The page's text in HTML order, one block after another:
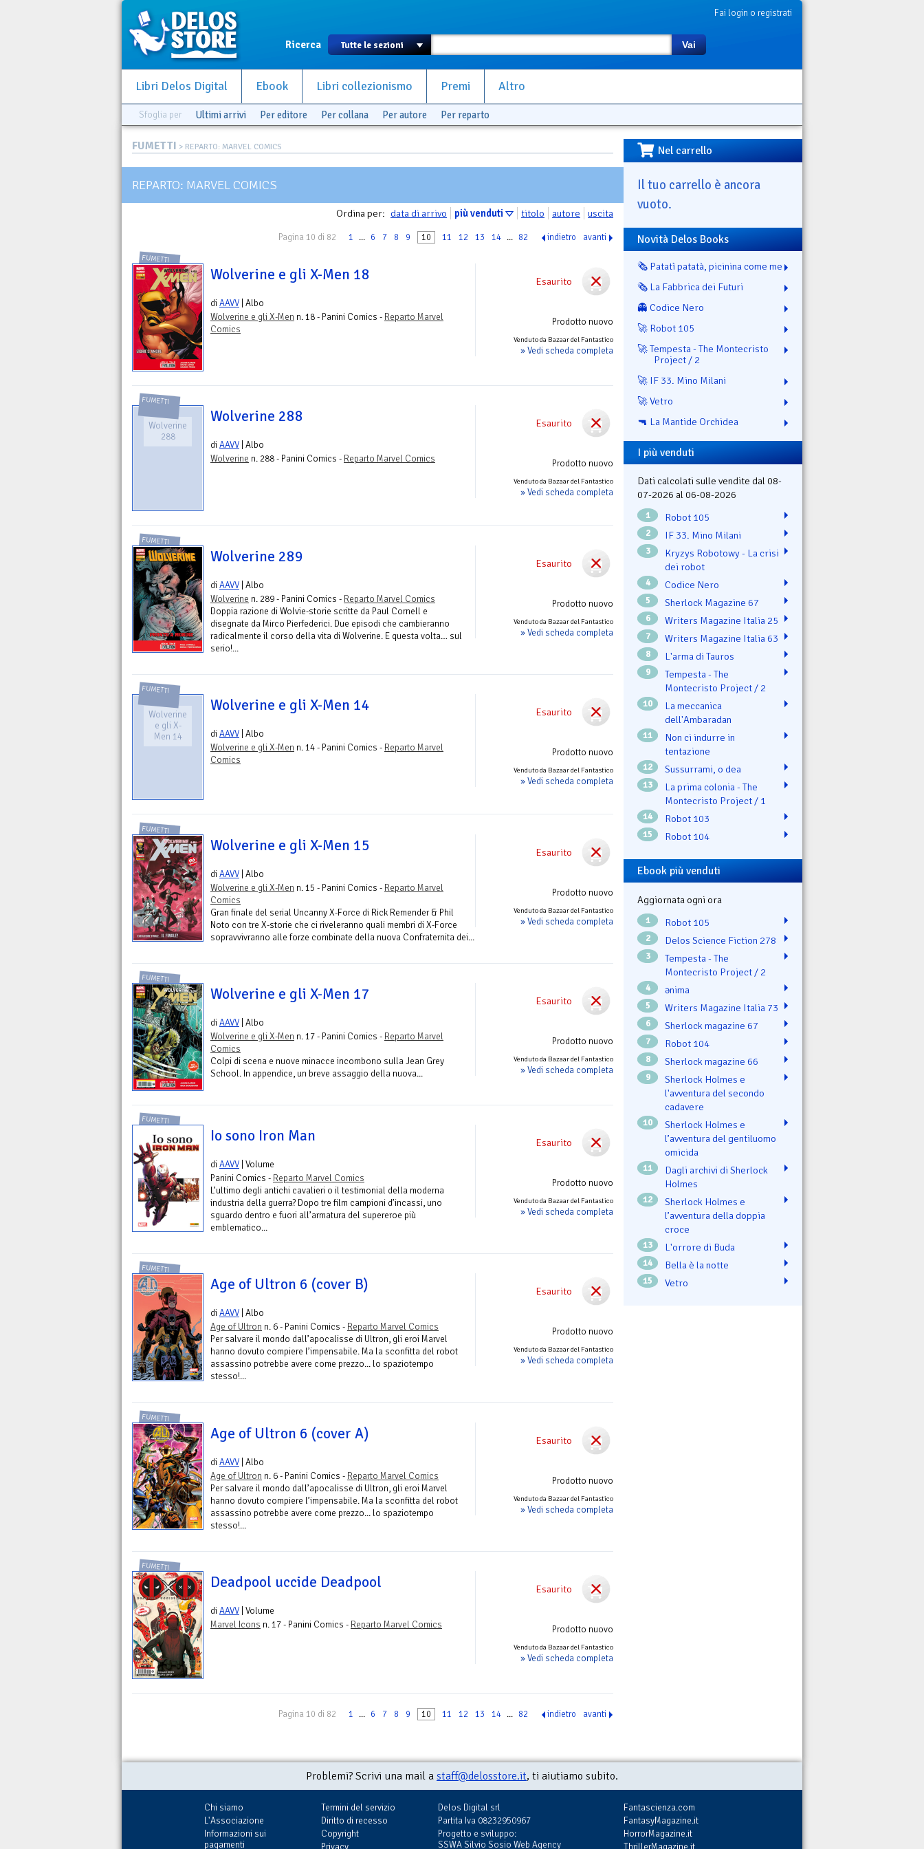
Fai login o registrati
Ricerca Vai
Libri Delos Digital Ebook Libri collezionismo Premi Altro
Sfoglia per Ultimi arrivi Per editore Per collana Per autore Per reparto
FUMETTI > REPARTO: MARVEL COMICS
REPARTO: MARVEL COMICS
Ordina per: data di arrivo più venduti titolo autore uscita
Pagina 10 di 82 1 ... 6 7 8 9 10 11 12 13 14 ... 82 indietro avanti
Esaurito
Prodotto nuovo
Venduto da Bazaar del Fantastico
» Vedi scheda completa
FUMETTI
Wolverine e gli X-Men 18
diAAVV | Albo
Wolverine e gli X-Men n. 18 - Panini Comics - Reparto Marvel
Comics
Esaurito
Prodotto nuovo
Venduto da Bazaar del Fantastico
» Vedi scheda completa
FUMETTI
Wolverine
288
Wolverine 288
diAAVV | Albo
Wolverine n. 288 - Panini Comics - Reparto Marvel Comics
Esaurito
Prodotto nuovo
Venduto da Bazaar del Fantastico
» Vedi scheda completa
FUMETTI
Wolverine 289
diAAVV | Albo
Wolverine n. 289 - Panini Comics - Reparto Marvel Comics
Doppia razione di Wolvie-storie scritte da Paul Cornell e
disegnate da Mirco Pierfederici. Due episodi che cambieranno
radicalmente il corso della vita di Wolverine. E questa volta… sul
serio!...
Esaurito
Prodotto nuovo
Venduto da Bazaar del Fantastico
» Vedi scheda completa
FUMETTI
Wolverine
e gli X-
Men 14
Wolverine e gli X-Men 14
diAAVV | Albo
Wolverine e gli X-Men n. 14 - Panini Comics - Reparto Marvel
Comics
Esaurito
Prodotto nuovo
Venduto da Bazaar del Fantastico
» Vedi scheda completa
FUMETTI
Wolverine e gli X-Men 15
diAAVV | Albo
Wolverine e gli X-Men n. 15 - Panini Comics - Reparto Marvel
Comics
Gran finale del serial Uncanny X-Force di Rick Remender & Phil
Noto con tre X-storie che ci riveleranno quali membri di X-Force
sopravvivranno alle forze combinate della nuova Confraternita dei...
Esaurito
Prodotto nuovo
Venduto da Bazaar del Fantastico
» Vedi scheda completa
FUMETTI
Wolverine e gli X-Men 17
diAAVV | Albo
Wolverine e gli X-Men n. 17 - Panini Comics - Reparto Marvel
Comics
Colpi di scena e nuove minacce incombono sulla Jean Grey
School. In appendice, un breve assaggio della nuova...
Esaurito
Prodotto nuovo
Venduto da Bazaar del Fantastico
» Vedi scheda completa
FUMETTI
Io sono Iron Man
diAAVV | Volume
Panini Comics - Reparto Marvel Comics
L’ultimo degli antichi cavalieri o il testimonial della moderna
industria della guerra? Dopo tre film campioni d’incassi, uno
sguardo dentro e fuori all’armatura del supereroe più
emblematico...
Esaurito
Prodotto nuovo
Venduto da Bazaar del Fantastico
» Vedi scheda completa
FUMETTI
Age of Ultron 6 (cover B)
diAAVV | Albo
Age of Ultron n. 6 - Panini Comics - Reparto Marvel Comics
Per salvare il mondo dall’apocalisse di Ultron, gli eroi Marvel
hanno dovuto compiere l’impensabile. Ma la sconfitta del robot
assassino potrebbe avere come prezzo... lo spaziotempo
stesso!...
Esaurito
Prodotto nuovo
Venduto da Bazaar del Fantastico
» Vedi scheda completa
FUMETTI
Age of Ultron 6 (cover A)
diAAVV | Albo
Age of Ultron n. 6 - Panini Comics - Reparto Marvel Comics
Per salvare il mondo dall’apocalisse di Ultron, gli eroi Marvel
hanno dovuto compiere l’impensabile. Ma la sconfitta del robot
assassino potrebbe avere come prezzo... lo spaziotempo
stesso!...
Esaurito
Prodotto nuovo
Venduto da Bazaar del Fantastico
» Vedi scheda completa
FUMETTI
Deadpool uccide Deadpool
diAAVV | Volume
Marvel Icons n. 17 - Panini Comics - Reparto Marvel Comics
Pagina 10 di 82 1 ... 6 7 8 9 10 11 12 13 14 ... 82 indietro avanti
Nel carrello
Il tuo carrello è ancora
vuoto.
Novità Delos Books
🗞️ Patatì patatà, picinina come me
🗞️ La Fabbrica dei Futuri
👻 Codice Nero
🚀 Robot 105
🚀 Tempesta - The Montecristo
Project / 2
🚀 IF 33. Mino Milani
🚀 Vetro
🔫 La Mantide Orchidea
I più venduti
Dati calcolati sulle vendite dal 08-
07-2026 al 06-08-2026
1 Robot 105
2 IF 33. Mino Milani
3
Kryzys Robotowy - La crisi
dei robot
4 Codice Nero
5 Sherlock Magazine 67
6 Writers Magazine Italia 25
7 Writers Magazine Italia 63
8 L'arma di Tauros
9
Tempesta - The
Montecristo Project / 2
10
La meccanica
dell'Ambaradan
11
Non ci indurre in
tentazione
12 Sussurrami, o dea
13
La prima colonia - The
Montecristo Project / 1
14 Robot 103
15 Robot 104
Ebook più venduti
Aggiornata ogni ora
1 Robot 105
2 Delos Science Fiction 278
3
Tempesta - The
Montecristo Project / 2
4 ənima
5 Writers Magazine Italia 73
6 Sherlock magazine 67
7 Robot 104
8 Sherlock magazine 66
9
Sherlock Holmes e
l'avventura del secondo
cadavere
10
Sherlock Holmes e
l’avventura del gentiluomo
omicida
11
Dagli archivi di Sherlock
Holmes
12
Sherlock Holmes e
l’avventura della doppia
croce
13 L'orrore di Buda
14 Bella è la notte
15 Vetro
Problemi? Scrivi una mail a staff@delosstore.it, ti aiutiamo subito.
Chi siamo
L'Associazione
Informazioni sui
pagamenti
Termini del servizio
Diritto di recesso
Copyright
Privacy
Delos Digital srl
Partita Iva 08232950967
Progetto e sviluppo:
SSWA Silvio Sosio Web Agency
Fantascienza.com
FantasyMagazine.it
HorrorMagazine.it
ThrillerMagazine.it